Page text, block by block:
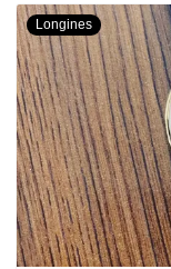
Longines